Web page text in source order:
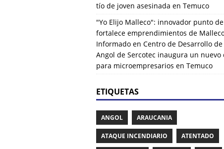
tío de joven asesinada en Temuco
"Yo Elijo Malleco": innovador punto
fortalece emprendimientos de
Informadoen Centro de Desarrollo de
Angol de Sercotec inaugura un nuevo
para microempresarios en Temuco
ETIQUETAS
ANGOL ARAUCANIA
ATAQUE INCENDIARIO ATENTADO